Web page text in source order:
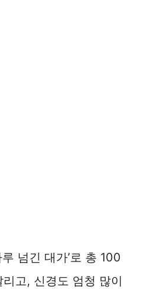
넘긴 대가’로 총 100
고, 신경도 엄청 많이